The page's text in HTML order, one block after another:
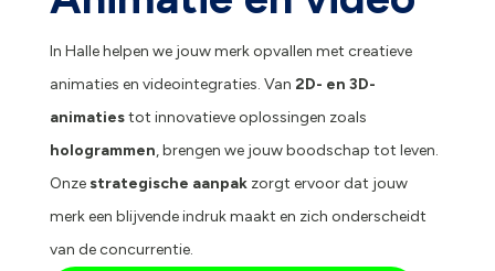
In Halle helpen we jouw merk opvallen met creatieve
animaties en videointegraties. Van 2D- en 3D-
animatiestot innovatieve oplossingen zoals
hologrammen, brengen we jouw boodschap tot leven.
Onzestrategische aanpakzorgt ervoor dat jouw
merk een blijvende indruk maakt en zich onderscheidt
van de concurrentie.